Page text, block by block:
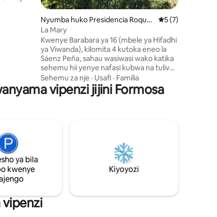
4
Nyumba huko Presidencia Roque
Sáenz Peña
Ukadiriaji wa
5 (7)
La Mary
Kwenye Barabara ya 16 (mbele ya Hifadhi
ya Viwanda), kilomita 4 kutoka eneo la
Sáenz Peña, sahau wasiwasi wako katika
sehemu hii yenye nafasi kubwa na tulivu.
Ukiwa na kila kitu unachohitaji ili kufurahia
siku chache nje karibu na jiji!! Hekta ya
kufurahia pamoja na familia na/au
Sehemu za nje · Usafi · Familia
vipenzi jijini Formosa
ya bila
kwenye
Kiyoyozi